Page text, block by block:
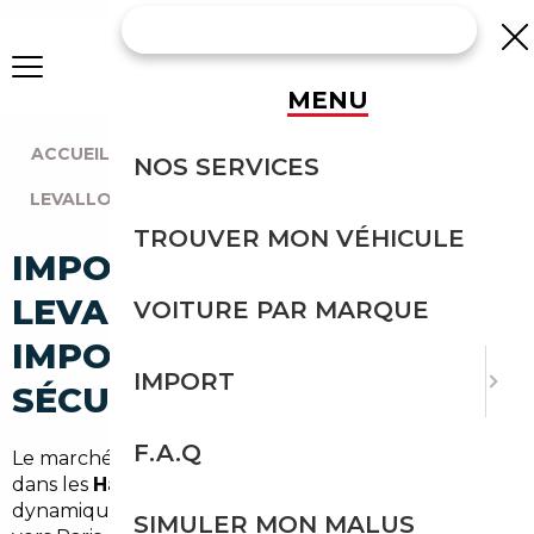
ACCUEIL AGENCE PARIS
LEVALLOIS-PERRET (92300)
IMPORT VOITURE À
LEVALLOIS-PERRET :
IMPORTEZ EN TOUTE
SÉCURITÉ
Le marché automobile autour de Levallois-Perret,
dans les Hauts-de-Seine
dynamique et exigeant. Entre navette quotidienne
MENU
NOS SERVICES
TROUVER MON VÉHICULE
VOITURE PAR MARQUE
IMPORT
F.A.Q
SIMULER MON MALUS